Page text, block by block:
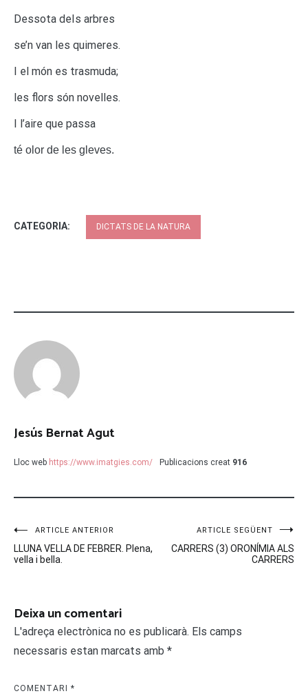
Dessota deIs arbres
se’n van les quimeres.
I el món es trasmuda;
les flors són novelles.
I l’aire que passa
té olor de les gleves.
CATEGORIA: DICTATS DE LA NATURA
Jesús Bernat Agut
Lloc web https://www.imatgies.com/ Publicacions creat 916
Navegació
d'entrades
ARTICLE ANTERIOR
LLUNA VELLA DE FEBRER. Plena,
vella i bella.
ARTICLE SEGÜENT
CARRERS (3) ORONÍMIA ALS
CARRERS
Deixa un comentari
L'adreça electrònica no es publicarà. Els camps
necessaris estan marcats amb *
COMENTARI *